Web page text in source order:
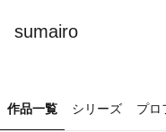
sumairo
作品一覧 シリーズ プロ